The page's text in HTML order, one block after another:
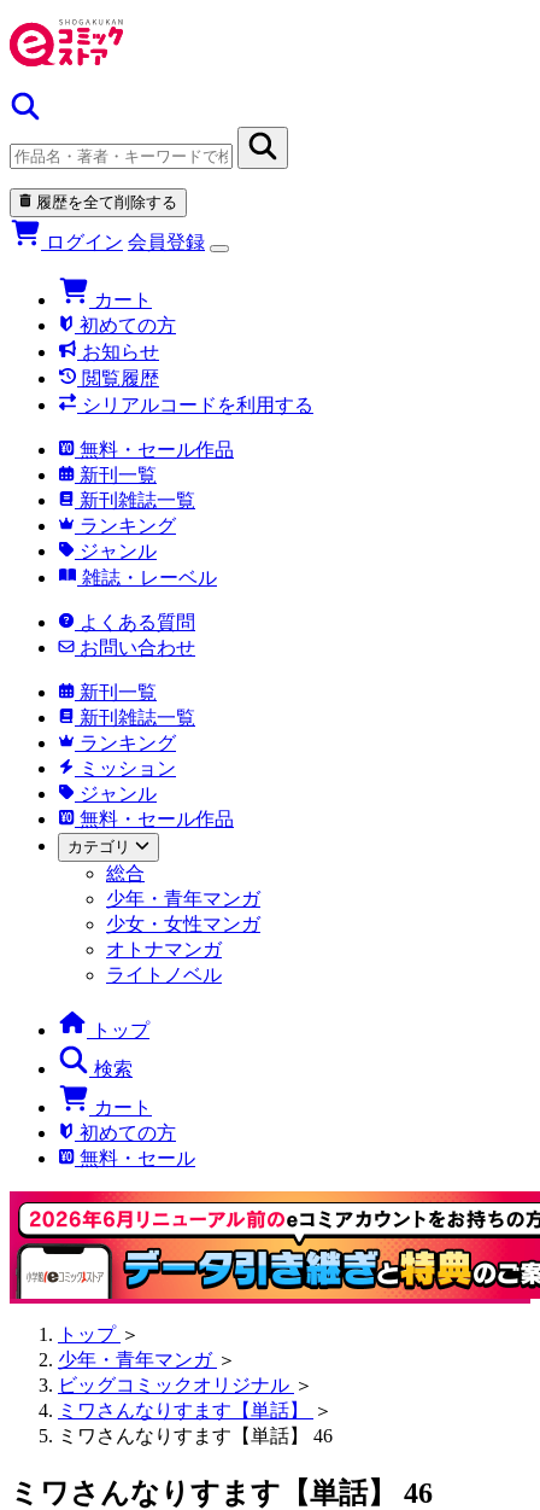
履歴を全て削除する
ログイン 会員登録
カート
初めての方
お知らせ
閲覧履歴
シリアルコードを利用する
無料・セール作品
新刊一覧
新刊雑誌一覧
ランキング
ジャンル
雑誌・レーベル
よくある質問
お問い合わせ
新刊一覧
新刊雑誌一覧
ランキング
ミッション
ジャンル
無料・セール作品
カテゴリ
総合
少年・青年マンガ
少女・女性マンガ
オトナマンガ
ライトノベル
トップ
検索
カート
初めての方
無料・セール
トップ ＞
少年・青年マンガ ＞
ビッグコミックオリジナル ＞
ミワさんなりすます【単話】
＞
ミワさんなりすます【単話】 46
ミワさんなりすます【単話】 46